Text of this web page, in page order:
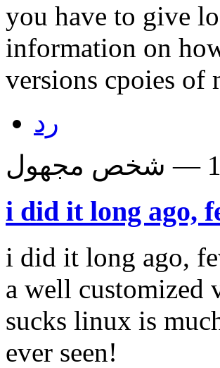
you have to give
information on
versions cpoies of
رد
i did it long ago,
i did it long ago,
a well customized
sucks linux is
ever seen!